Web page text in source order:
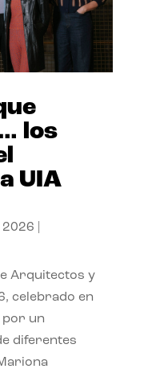
los
UIA
2026
Arquitectos y
celebrado en
por un
diferentes